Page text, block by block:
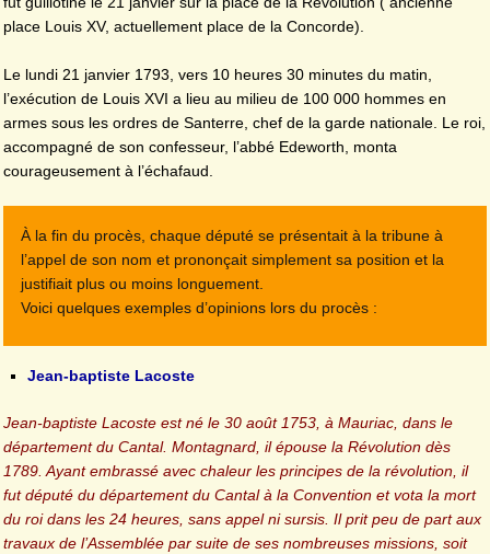
place Louis XV, actuellement place de la Concorde).
Le lundi 21 janvier 1793, vers 10 heures 30 minutes du matin,
l’exécution de Louis XVI a lieu au milieu de 100 000 hommes en
armes sous les ordres de Santerre, chef de la garde nationale. Le roi,
accompagné de son confesseur, l’abbé Edeworth, monta
courageusement à l’échafaud.
À la fin du procès, chaque député se présentait à la tribune à
l’appel de son nom et prononçait simplement sa position et la
justifiait plus ou moins longuement.
Voici quelques exemples d’opinions lors du procès :
Jean-baptiste Lacoste
Jean-baptiste Lacoste est né le 30 août 1753, à Mauriac, dans le
département du Cantal. Montagnard, il épouse la Révolution dès
1789. Ayant embrassé avec chaleur les principes de la révolution, il
fut député du département du Cantal à la Convention et vota la mort
du roi dans les 24 heures, sans appel ni sursis. Il prit peu de part aux
travaux de l’Assemblée par suite de ses nombreuses missions, soit